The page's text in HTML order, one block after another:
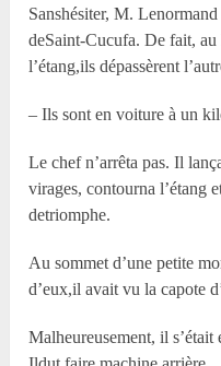
Sanshésiter, M.
deSaint-Cucufa. De fait, au
l’étang,ils dépassèrent
– Ils sont en voiture à un
Le chef n’arrêta pas. Il
virages, contourna l’étang
detriomphe.
Au sommet d’une petite
d’eux,il avait vu la capote
Malheureusement, il s’était